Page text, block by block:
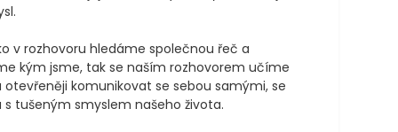
v rozhovoru hledáme společnou řeč a
kým jsme, tak se naším rozhovorem učíme
otevřeněji komunikovat se sebou samými, se
tušeným smyslem našeho života.